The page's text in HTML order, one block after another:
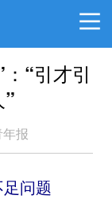
“引才引
报
问题